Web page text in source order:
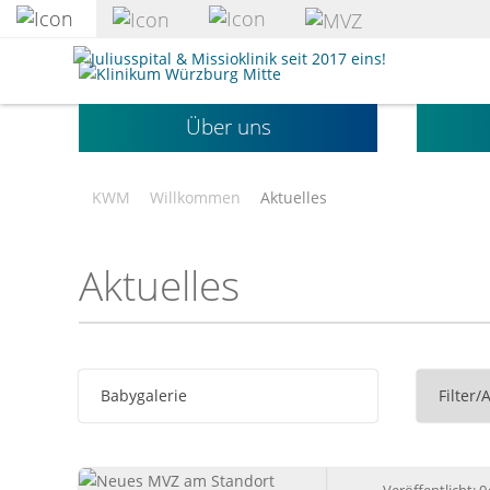
zum
Klinikum
Würzburg
Mitte
gGmbHÜber uns
KWM Willkommen Aktuelles
Aktuelles
Babygalerie Filter/